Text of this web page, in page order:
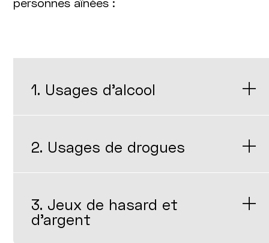
1. Usages d’alcool
2. Usages de drogues
3. Jeux de hasard et
d'argent